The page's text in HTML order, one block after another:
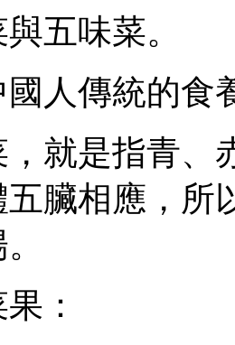
味菜。
傳統的食
是指青、
五臟相應，所
：